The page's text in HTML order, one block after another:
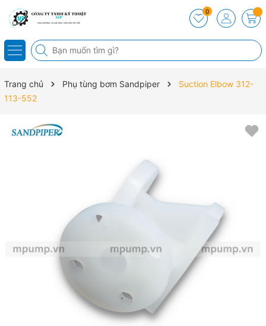
0
Trang chủ Phụ tùng bơm Sandpiper
Suction Elbow 312-
113-552